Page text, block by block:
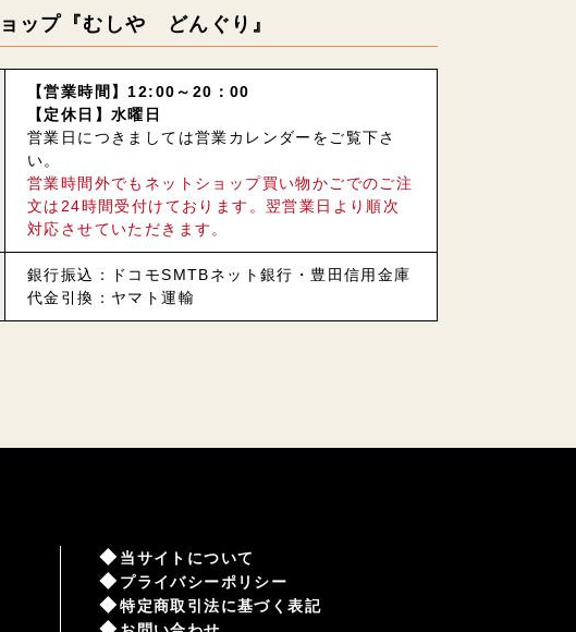
ップ『むしや どんぐり』
【営業時間】12:00～20：00
【定休日】水曜日
営業日につきましては営業カレンダーをご覧下さ
い。
営業時間外でもネットショップ買い物かごでのご注
文は24時間受付けております。翌営業日より順次
対応させていただきます。
銀行振込：ドコモSMTBネット銀行・豊田信用金庫
代金引換：ヤマト運輸
当サイトについて
プライバシーポリシー
特定商取引法に基づく表記